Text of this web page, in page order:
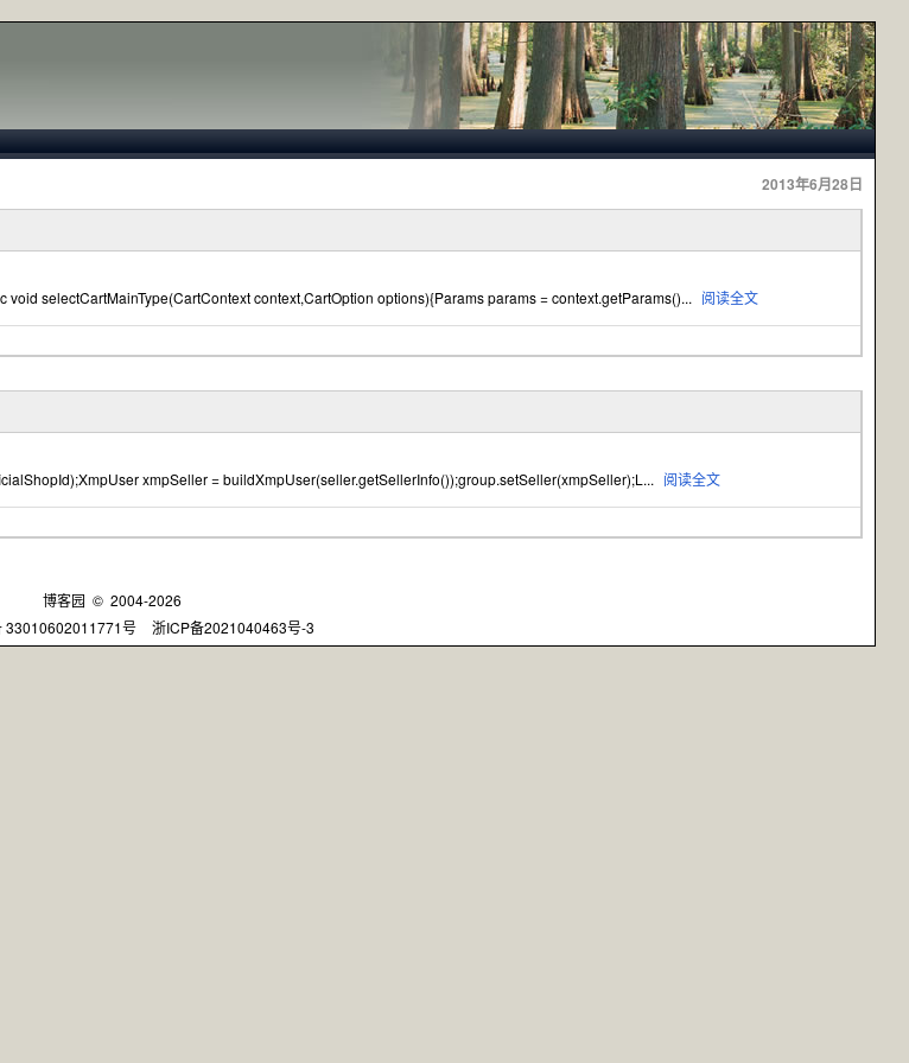
2013年6月28日
selectCartMainType(CartContext context,CartOption options){Params params = context.getParams()... 阅读全文
xmpSeller = buildXmpUser(seller.getSellerInfo());group.setSeller(xmpSeller);L... 阅读全文
博客园 © 2004-2026
33010602011771号
浙ICP备2021040463号-3